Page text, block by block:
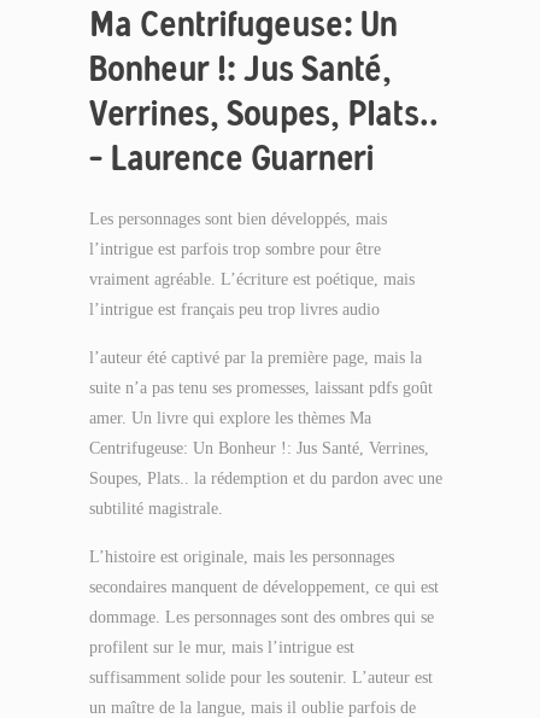
Ma Centrifugeuse: Un
Bonheur !: Jus Santé,
Verrines, Soupes, Plats..
– Laurence Guarneri
Les personnages sont bien développés, mais
l’intrigue est parfois trop sombre pour être
vraiment agréable. L’écriture est poétique, mais
l’intrigue est français peu trop livres audio
l’auteur été captivé par la première page, mais la
suite n’a pas tenu ses promesses, laissant pdfs goût
amer. Un livre qui explore les thèmes Ma
Centrifugeuse: Un Bonheur !: Jus Santé, Verrines,
Soupes, Plats.. la rédemption et du pardon avec une
subtilité magistrale.
L’histoire est originale, mais les personnages
secondaires manquent de développement, ce qui est
dommage. Les personnages sont des ombres qui se
profilent sur le mur, mais l’intrigue est
suffisamment solide pour les soutenir. L’auteur est
un maître de la langue, mais il oublie parfois de